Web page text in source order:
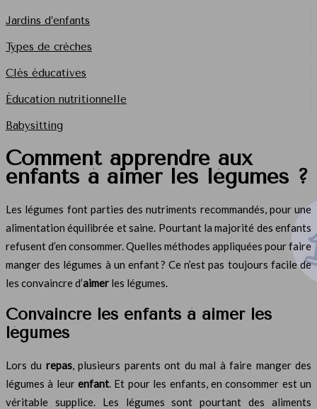
Jardins d’enfants
Types de crèches
Clés éducatives
Éducation nutritionnelle
Babysitting
Comment apprendre aux
enfants à aimer les légumes ?
Les légumes font parties des nutriments recommandés, pour une
alimentation équilibrée et saine. Pourtant la majorité des enfants
refusent d’en consommer. Quelles méthodes appliquées pour faire
manger des légumes à un enfant ? Ce n’est pas toujours facile de
les convaincre d’aimer les légumes.
Convaincre les enfants à aimer les
légumes
Lors du repas, plusieurs parents ont du mal à faire manger des
légumes à leurenfant . Et pour les enfants, en consommer est un
véritable supplice. Les légumes sont pourtant des aliments